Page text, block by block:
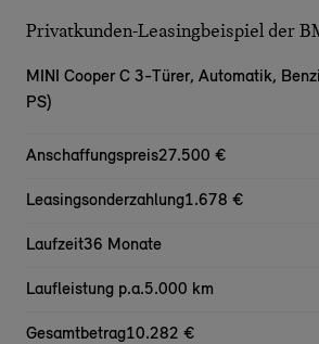
Privatkunden-Leasingbeispiel der
MINI Cooper C 3-Türer, Automatik,
PS)
Anschaffungspreis27.500 €
Leasingsonderzahlung1.678 €
Laufzeit36 Monate
Laufleistung p.a.5.000 km
Gesamtbetrag10.282 €